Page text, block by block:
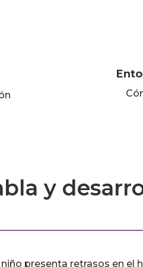
y
presenta retrasos en el